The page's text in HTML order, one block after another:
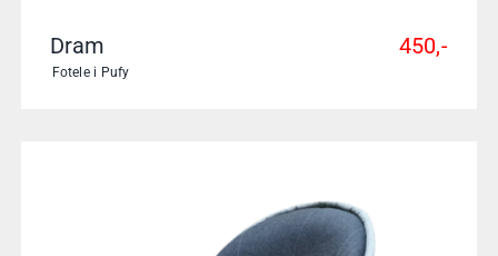
Dram
Fotele i Pufy
450,-